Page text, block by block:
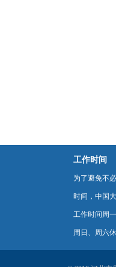
工作时间
为了避免不
时间，中国
工作时间周
周日、周六